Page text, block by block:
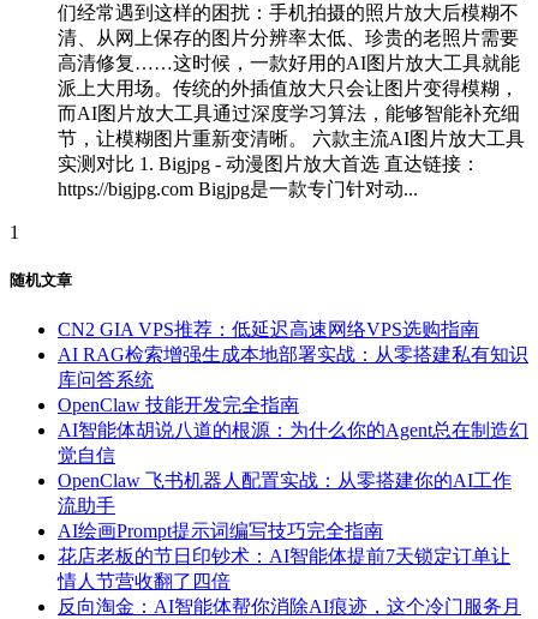
们经常遇到这样的困扰：手机拍摄的照片放大后模糊不
清、从网上保存的图片分辨率太低、珍贵的老照片需要
高清修复……这时候，一款好用的AI图片放大工具就能
派上大用场。传统的外插值放大只会让图片变得模糊，
而AI图片放大工具通过深度学习算法，能够智能补充细
节，让模糊图片重新变清晰。 六款主流AI图片放大工具
实测对比 1. Bigjpg - 动漫图片放大首选 直达链接：
https://bigjpg.com Bigjpg是一款专门针对动...
1
随机文章
CN2 GIA VPS推荐：低延迟高速网络VPS选购指南
AI RAG检索增强生成本地部署实战：从零搭建私有知识
库问答系统
OpenClaw 技能开发完全指南
AI智能体胡说八道的根源：为什么你的Agent总在制造幻
觉自信
OpenClaw 飞书机器人配置实战：从零搭建你的AI工作
流助手
AI绘画Prompt提示词编写技巧完全指南
花店老板的节日印钞术：AI智能体提前7天锁定订单让
情人节营收翻了四倍
反向淘金：AI智能体帮你消除AI痕迹，这个冷门服务月